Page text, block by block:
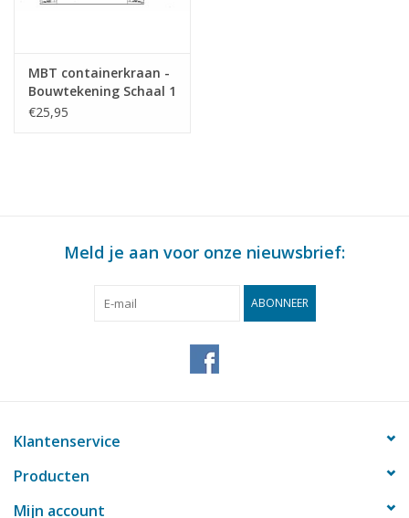
MBT containerkraan -
Bouwtekening Schaal 1
: 200 (30.09.020)
€25,95
Meld je aan voor onze nieuwsbrief:
ABONNEER
Klantenservice
Producten
Mijn account